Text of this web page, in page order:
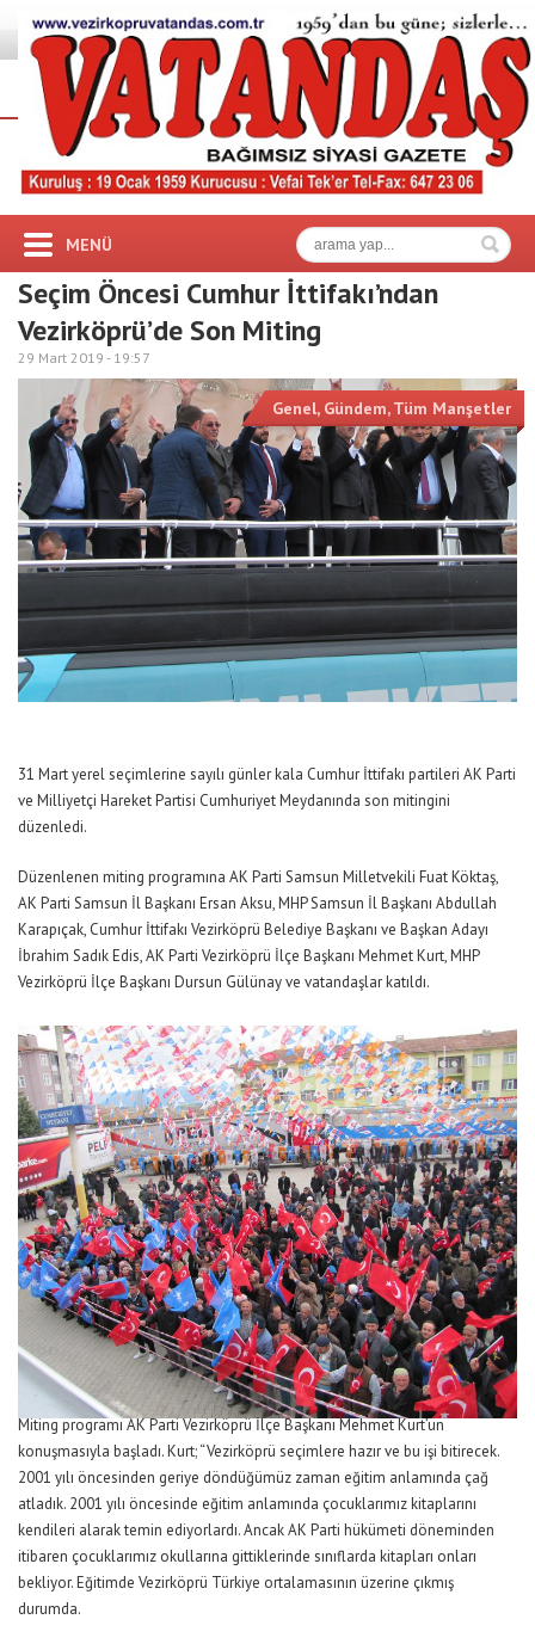
MENÜ
Seçim Öncesi Cumhur İttifakı’ndan
Vezirköprü’de Son Miting
29 Mart 2019 - 19:57
Genel, Gündem,Tüm Manşetler
31 Mart yerel seçimlerine sayılı günler kala Cumhur İttifakı partileri AK Parti
ve Milliyetçi Hareket Partisi Cumhuriyet Meydanında son mitingini
düzenledi.
Düzenlenen miting programına AK Parti Samsun Milletvekili Fuat Köktaş,
AK Parti Samsun İl Başkanı Ersan Aksu, MHP Samsun İl Başkanı Abdullah
Karapıçak, Cumhur İttifakı Vezirköprü Belediye Başkanı ve Başkan Adayı
İbrahim Sadık Edis, AK Parti Vezirköprü İlçe Başkanı Mehmet Kurt, MHP
Vezirköprü İlçe Başkanı Dursun Gülünay ve vatandaşlar katıldı.
Miting programı AK Parti Vezirköprü İlçe Başkanı Mehmet Kurt’un
konuşmasıyla başladı. Kurt; “Vezirköprü seçimlere hazır ve bu işi bitirecek.
2001 yılı öncesinden geriye döndüğümüz zaman eğitim anlamında çağ
atladık. 2001 yılı öncesinde eğitim anlamında çocuklarımız kitaplarını
kendileri alarak temin ediyorlardı. Ancak AK Parti hükümeti döneminden
itibaren çocuklarımız okullarına gittiklerinde sınıflarda kitapları onları
bekliyor. Eğitimde Vezirköprü Türkiye ortalamasının üzerine çıkmış
durumda.